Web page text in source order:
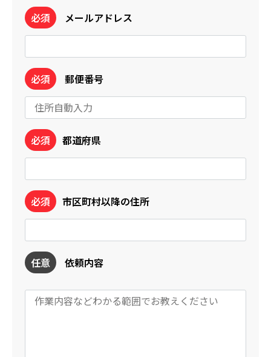
必須 メールアドレス
必須 郵便番号
必須 都道府県
必須 市区町村以降の住所
任意 依頼内容